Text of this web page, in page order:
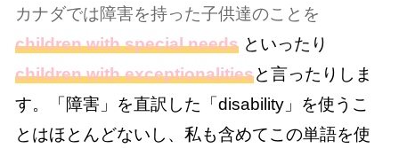
カナダでは障害を持った子供達のことを
children with special needs といったり
childrenwith exceptionalitiesと言ったりしま
す。「障害」を直訳した「disability」を使うこ
とはほとんどないし、私も含めてこの単語を使